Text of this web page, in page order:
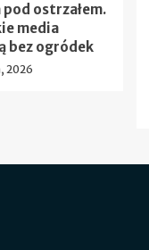
pod ostrzałem.
media
bez ogródek
2026